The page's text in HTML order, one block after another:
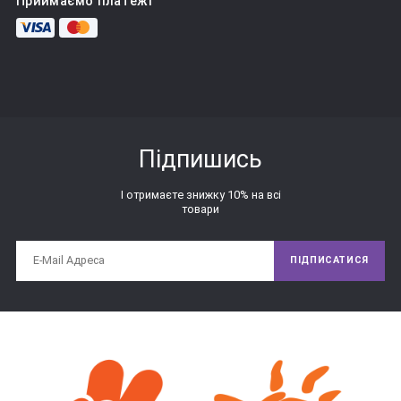
форми. Також в комплект входять фігурки, відповідні цих
отворів за формою і розміром. Завданням для дитини є
різними руками по черзі. Справа в тому, що маленькі дітки
збирають сортер двома руками, і таке завдання стане для
можна запропонувати малюкові зібрати сортер двома
руками разом, наприклад, зв'язаними руками - це буде вже
координацію.
перетворюються в будиночки для звірят, гаражі для
машинок, ямки на галявинці - дайте волю фантазії, своїй і
дитини! Такі сюжетні гри можна поєднувати із завданнями
Підпишись
І отримаєте знижку 10% на всі
товари
ПІДПИСАТИСЯ